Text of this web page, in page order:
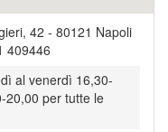
42 - 80121 Napoli
409446
al venerdì 16,30-
20,00 per tutte le